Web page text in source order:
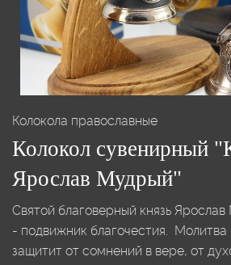
Колокола православные
Колокол сувенирный
Ярослав Мудрый"
Святой благоверный князь
- подвижник благочестия. Молитва
защитит от сомнений в вере, от